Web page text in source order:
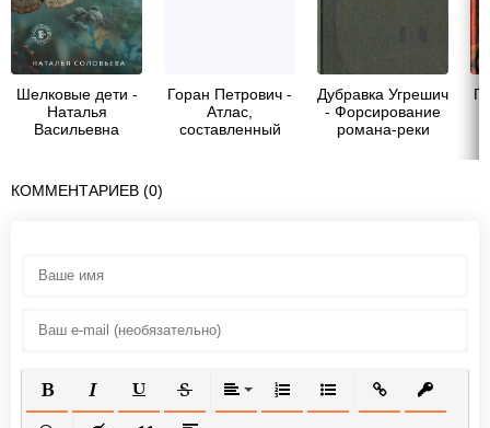
Шелковые дети -
Наталья
Васильевна
Горан Петрович -
Атлас,
составленный
Дубравка Угрешич
- Форсирование
романа-реки
КОММЕНТАРИЕВ (0)
ПОЛУЖИРНЫЙ
КУРСИВПОДЧЕРКНУТЫЙ
ЗАЧЕРКНУТЫЙВЫРАВНИВАНИЕ
НУМЕРОВАННЫЙ СПИСОК
МАРКИРОВАННЫЙ
ВСТАВИТЬ